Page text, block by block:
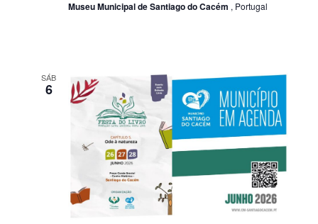
Museu Municipal de Santiago do Cacém , Portugal
SÁB
6